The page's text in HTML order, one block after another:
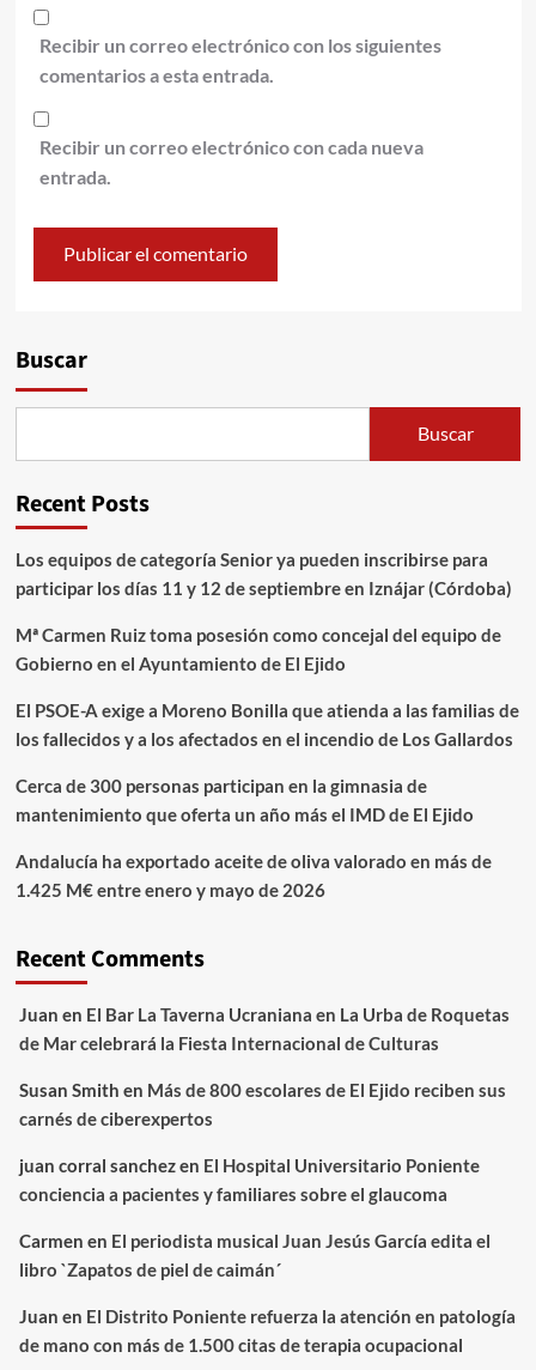
Recibir un correo electrónico con los siguientes
comentarios a esta entrada.
Recibir un correo electrónico con cada nueva
entrada.
Buscar
Buscar
Recent Posts
Los equipos de categoría Senior ya pueden inscribirse para
participar los días 11 y 12 de septiembre en Iznájar (Córdoba)
Mª Carmen Ruiz toma posesión como concejal del equipo de
Gobierno en el Ayuntamiento de El Ejido
El PSOE-A exige a Moreno Bonilla que atienda a las familias de
los fallecidos y a los afectados en el incendio de Los Gallardos
Cerca de 300 personas participan en la gimnasia de
mantenimiento que oferta un año más el IMD de El Ejido
Andalucía ha exportado aceite de oliva valorado en más de
1.425 M€ entre enero y mayo de 2026
Recent Comments
Juan en El Bar La Taverna Ucraniana en La Urba de Roquetas
de Mar celebrará la Fiesta Internacional de Culturas
Susan Smith en Más de 800 escolares de El Ejido reciben sus
carnés de ciberexpertos
juan corral sanchezen El Hospital Universitario Poniente
conciencia a pacientes y familiares sobre el glaucoma
Carmen en El periodista musical Juan Jesús García edita el
libro `Zapatos de piel de caimán´
Juan en El Distrito Poniente refuerza la atención en patología
de mano con más de 1.500 citas de terapia ocupacional